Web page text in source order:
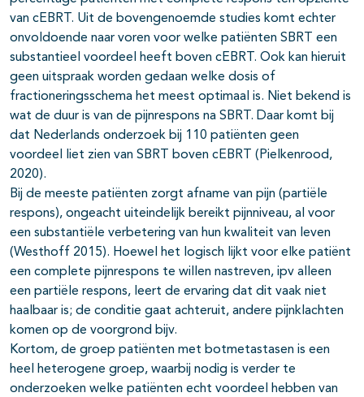
van cEBRT. Uit de bovengenoemde studies komt echter
onvoldoende naar voren voor welke patiënten SBRT een
substantieel voordeel heeft boven cEBRT. Ook kan hieruit
geen uitspraak worden gedaan welke dosis of
fractioneringsschema het meest optimaal is. Niet bekend is
wat de duur is van de pijnrespons na SBRT. Daar komt bij
dat Nederlands onderzoek bij 110 patiënten geen
voordeel liet zien van SBRT boven cEBRT (Pielkenrood,
2020).
Bij de meeste patiënten zorgt afname van pijn (partiële
respons), ongeacht uiteindelijk bereikt pijnniveau, al voor
een substantiële verbetering van hun kwaliteit van leven
(Westhoff 2015). Hoewel het logisch lijkt voor elke patiënt
een complete pijnrespons te willen nastreven, ipv alleen
een partiële respons, leert de ervaring dat dit vaak niet
haalbaar is; de conditie gaat achteruit, andere pijnklachten
komen op de voorgrond bijv.
Kortom, de groep patiënten met botmetastasen is een
heel heterogene groep, waarbij nodig is verder te
onderzoeken welke patiënten echt voordeel hebben van